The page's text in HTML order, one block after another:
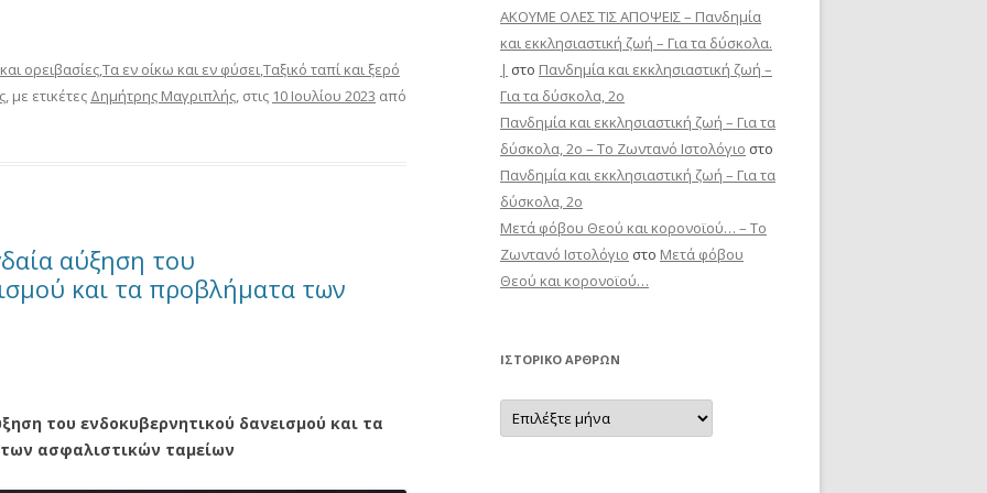
ορειβασίες,Τα εν οίκω και εν φύσει,Ταξικό ταπί και ξερό
, με ετικέτες Δημήτρης Μαγριπλής, στις 10 Ιουλίου 2023 από
αύξηση του
και τα προβλήματα των
του ενδοκυβερνητικού δανεισμού και τα
ασφαλιστικών ταμείων
ΑΚΟΥΜΕ ΟΛΕΣ ΤΙΣ ΑΠΟΨΕΙΣ – Πανδημία
και εκκλησιαστική ζωή – Για τα δύσκολα.
| στο Πανδημία και εκκλησιαστική ζωή –
Για τα δύσκολα, 2ο
Πανδημία και εκκλησιαστική ζωή – Για τα
δύσκολα, 2ο – Το Zωντανό Iστολόγιο στο
Πανδημία και εκκλησιαστική ζωή – Για τα
δύσκολα, 2ο
Μετά φόβου Θεού και κορονοϊού… – Το
Zωντανό Iστολόγιο στο Μετά φόβου
Θεού και κορονοϊού…
ΙΣΤΟΡΙΚΌ ΆΡΘΡΩΝ
Ιστορικό
Άρθρων